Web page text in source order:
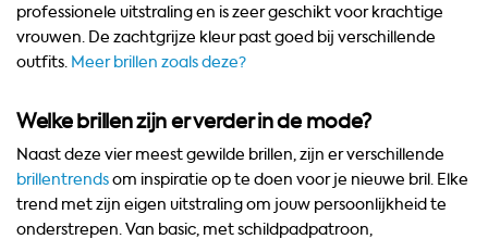
professionele uitstraling en is zeer geschikt voor krachtige
vrouwen. De zachtgrijze kleur past goed bij verschillende
outfits. Meer brillen zoals deze?
Welke brillen zijn er verder in de mode?
Naast deze vier meest gewilde brillen, zijn er verschillende
brillentrendsom inspiratie op te doen voor je nieuwe bril. Elke
trend met zijn eigen uitstraling om jouw persoonlijkheid te
onderstrepen. Van basic, met schildpadpatroon,